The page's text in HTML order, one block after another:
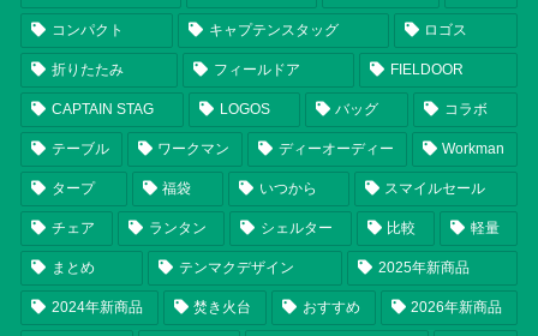
コンパクト キャプテンスタッグ ロゴス
折りたたみ フィールドア FIELDOOR
CAPTAIN STAG LOGOS バッグ コラボ
テーブル ワークマン ディーオーディー Workman
タープ 福袋 いつから スマイルセール
チェア ランタン シェルター 比較 軽量
まとめ テンマクデザイン 2025年新商品
2024年新商品 焚き火台 おすすめ 2026年新商品